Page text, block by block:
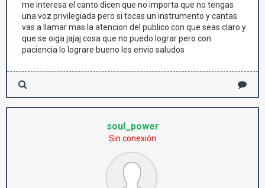
me interesa el canto dicen que no importa que no tengas
una voz privilegiada pero si tocas un instrumento y cantas
vas a llamar mas la atencion del publico con que seas claro y
que se oiga jajaj cosa que no puedo lograr pero con
paciencia lo lograre bueno les envio saludos
soul_power
Sin conexión